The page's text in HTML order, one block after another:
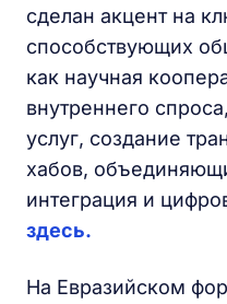
сделан акцент на
способствующих
как научная
внутреннего
услуг, создание
хабов,
интеграция и
здесь.
На Евразийском